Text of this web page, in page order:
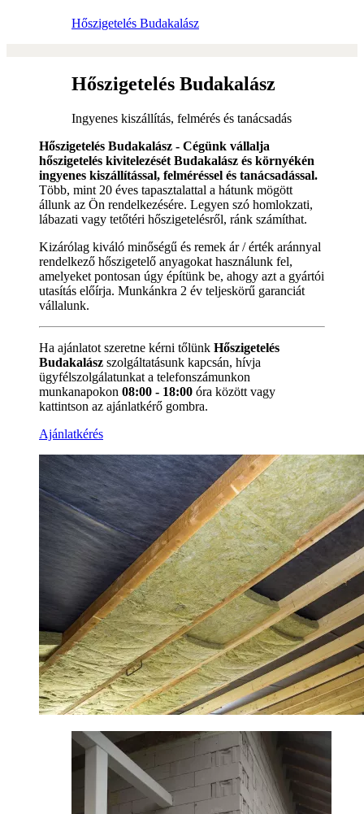
Hőszigetelés Budakalász
Hőszigetelés Budakalász
Ingyenes kiszállítás, felmérés és tanácsadás
Hőszigetelés Budakalász - Cégünk vállalja
hőszigetelés kivitelezését Budakalász és környékén
ingyenes kiszállítással, felméréssel és tanácsadással.
Több, mint 20 éves tapasztalattal a hátunk mögött
állunk az Ön rendelkezésére. Legyen szó homlokzati,
lábazati vagy tetőtéri hőszigetelésről, ránk számíthat.
Kizárólag kiváló minőségű és remek ár / érték aránnyal
rendelkező hőszigetelő anyagokat használunk fel,
amelyeket pontosan úgy építünk be, ahogy azt a gyártói
utasítás előírja. Munkánkra 2 év teljeskörű garanciát
vállalunk.
Ha ajánlatot szeretne kérni tőlünk Hőszigetelés
Budakalász szolgáltatásunk kapcsán, hívja
ügyfélszolgálatunkat a telefonszámunkon
munkanapokon 08:00 - 18:00 óra között vagy
kattintson az ajánlatkérő gombra.
Ajánlatkérés